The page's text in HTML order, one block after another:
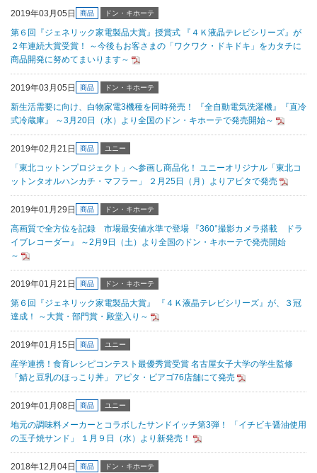
2019年03月05日 商品 ドン・キホーテ
第６回『ジェネリック家電製品大賞』授賞式 『４Ｋ液晶テレビシリーズ』が
２年連続大賞受賞！ ～今後もお客さまの「ワクワク・ドキドキ」をカタチに
商品開発に努めてまいります～
2019年03月05日 商品 ドン・キホーテ
新生活需要に向け、白物家電3機種を同時発売！ 『全自動電気洗濯機』『直冷
式冷蔵庫』 ～3月20日（水）より全国のドン・キホーテで発売開始～
2019年02月21日 商品 ユニー
「東北コットンプロジェクト」へ参画し商品化！ ユニーオリジナル「東北コ
ットンタオルハンカチ・マフラー」 ２月25日（月）よりアピタで発売
2019年01月29日 商品 ドン・キホーテ
高画質で全方位を記録 市場最安値水準で登場 『360°撮影カメラ搭載 ドラ
イブレコーダー』 ～2月9日（土）より全国のドン・キホーテで発売開始
～
2019年01月21日 商品 ドン・キホーテ
第６回『ジェネリック家電製品大賞』 『４Ｋ液晶テレビシリーズ』が、３冠
達成！ ～大賞・部門賞・殿堂入り～
2019年01月15日 商品 ユニー
産学連携！食育レシピコンテスト最優秀賞受賞 名古屋女子大学の学生監修
「鯖と豆乳のほっこり丼」 アピタ・ピアゴ76店舗にて発売
2019年01月08日 商品 ユニー
地元の調味料メーカーとコラボしたサンドイッチ第3弾！ 「イチビキ醤油使用
の玉子焼サンド」 １月９日（水）より新発売！
2018年12月04日 商品 ドン・キホーテ